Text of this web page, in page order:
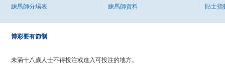
練馬師分場表
練馬師資料
貼士指
博彩要有節制
未滿十八歲人士不得投注或進入可投注的地方。